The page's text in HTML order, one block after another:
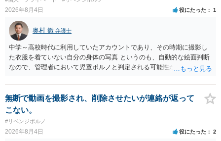
2026年8月4日 役にたった 1
奥村 徹 弁護士
中学～高校時代に利用していたアカウントであり、その時期に撮影し
た衣服を着ていない自分の身体の写真 というのも、自動的な絵面判断
なので、管理者において児童ポルノと判定される可能性があります。
無断で動画を撮影され、削除させたいが連絡が返って
こない。
#リベンジポルノ
2026年8月4日 役にたった 2